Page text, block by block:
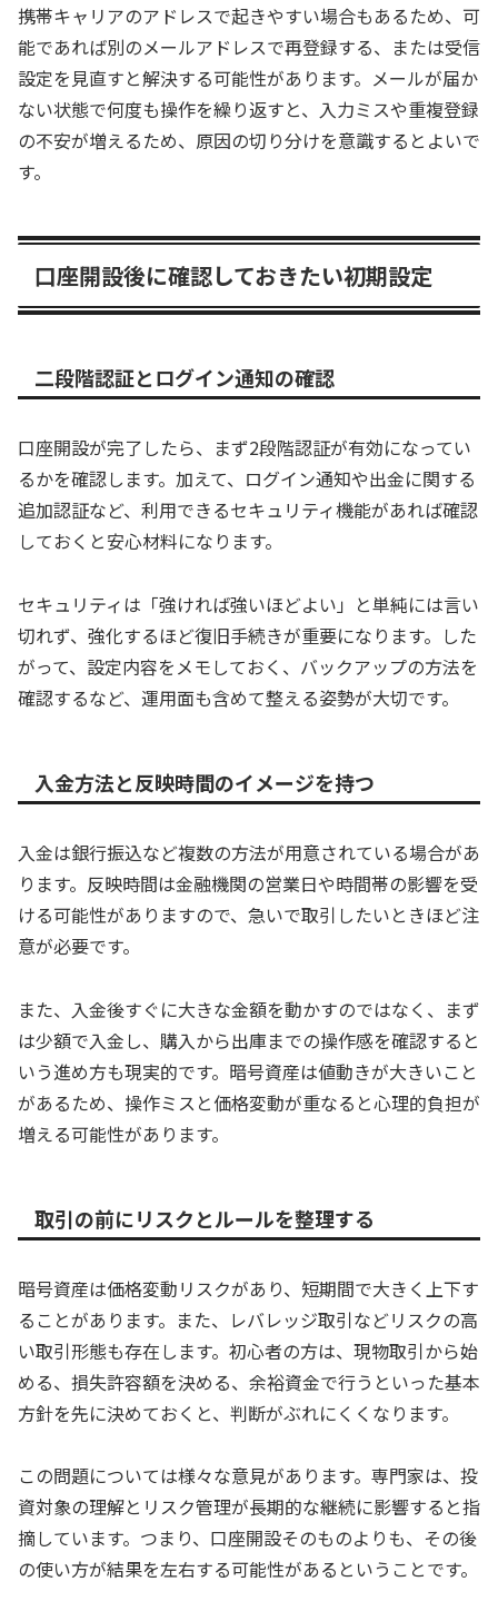
携帯キャリアのアドレスで起きやすい場合もあるため、可
能であれば別のメールアドレスで再登録する、または受信
設定を見直すと解決する可能性があります。メールが届か
ない状態で何度も操作を繰り返すと、入力ミスや重複登録
の不安が増えるため、原因の切り分けを意識するとよいで
す。
口座開設後に確認しておきたい初期設定
二段階認証とログイン通知の確認
口座開設が完了したら、まず2段階認証が有効になってい
るかを確認します。加えて、ログイン通知や出金に関する
追加認証など、利用できるセキュリティ機能があれば確認
しておくと安心材料になります。
セキュリティは「強ければ強いほどよい」と単純には言い
切れず、強化するほど復旧手続きが重要になります。した
がって、設定内容をメモしておく、バックアップの方法を
確認するなど、運用面も含めて整える姿勢が大切です。
入金方法と反映時間のイメージを持つ
入金は銀行振込など複数の方法が用意されている場合があ
ります。反映時間は金融機関の営業日や時間帯の影響を受
ける可能性がありますので、急いで取引したいときほど注
意が必要です。
また、入金後すぐに大きな金額を動かすのではなく、まず
は少額で入金し、購入から出庫までの操作感を確認すると
いう進め方も現実的です。暗号資産は値動きが大きいこと
があるため、操作ミスと価格変動が重なると心理的負担が
増える可能性があります。
取引の前にリスクとルールを整理する
暗号資産は価格変動リスクがあり、短期間で大きく上下す
ることがあります。また、レバレッジ取引などリスクの高
い取引形態も存在します。初心者の方は、現物取引から始
める、損失許容額を決める、余裕資金で行うといった基本
方針を先に決めておくと、判断がぶれにくくなります。
この問題については様々な意見があります。専門家は、投
資対象の理解とリスク管理が長期的な継続に影響すると指
摘しています。つまり、口座開設そのものよりも、その後
の使い方が結果を左右する可能性があるということです。